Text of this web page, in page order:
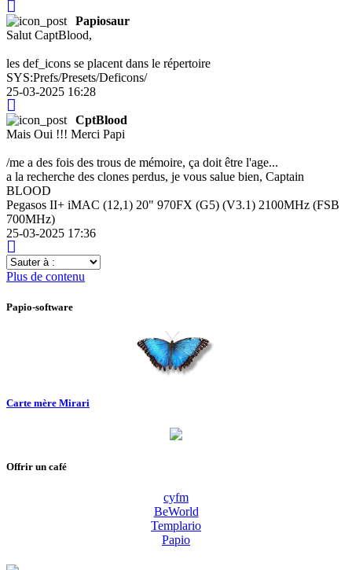
Papiosaur
Salut CaptBlood,
les def_icons se placent dans le répertoire
SYS:Prefs/Presets/Deficons/
25-03-2025 16:28
CptBlood
Mais Oui !!! Merci Papi
/me a des fois des trous de mémoire, ça doit être l'age...
a la recherche des clones perdus, je vous salue bien, Captain
BLOOD
Pegasos II+ iMAC (12,1) 20" 970FX (G5) (V3.1) 2100MHz (FSB
700MHz)
25-03-2025 17:36
Sauter
à
Plus de contenu
Papio-software
Carte mère Mirari
Offrir un café
cyfm
BeWorld
Templario
Papio